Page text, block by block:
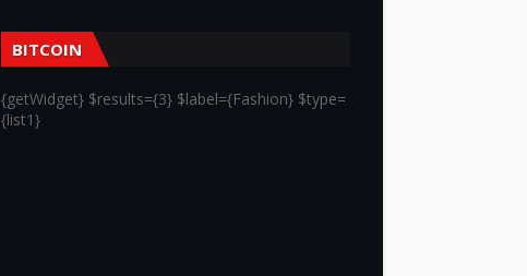
BITCOIN
{getWidget} $results={3} $label={Fashion} $type=
{list1}